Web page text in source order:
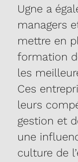
Ugne a
managers
mettre en
formation
les
Ces
leurs
gestion et
une
culture de